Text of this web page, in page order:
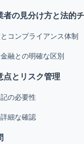
者の見分け方と法的
コンプライアンス体制
融との明確な区別
点とリスク管理
の必要性
細な確認